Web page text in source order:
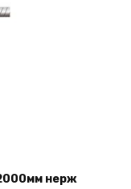
нерж